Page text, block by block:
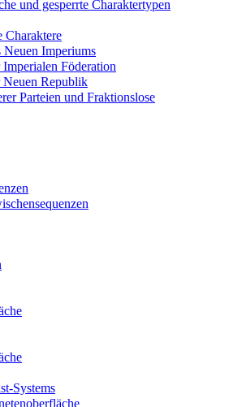
und gesperrte Charaktertypen
Imperiums
Föderation
Republik
Parteien und Fraktionslose
Systems